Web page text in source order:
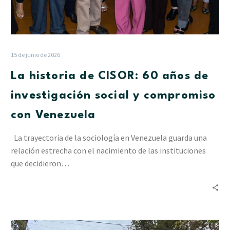
15 de junio de 2026
La historia de CISOR: 60 años de
investigación social y compromiso
con Venezuela
La trayectoria de la sociología en Venezuela guarda una
relación estrecha con el nacimiento de las instituciones
que decidieron…
El